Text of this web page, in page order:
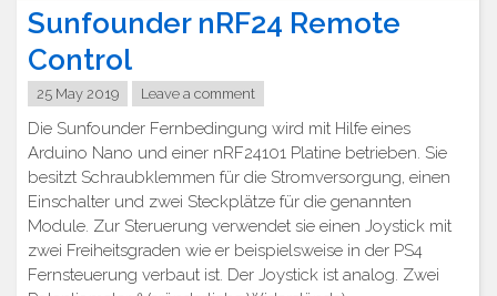
Sunfounder nRF24 Remote
Control
25 May 2019 Leave a comment
Die Sunfounder Fernbedingung wird mit Hilfe eines
Arduino Nano und einer nRF24101 Platine betrieben. Sie
besitzt Schraubklemmen für die Stromversorgung, einen
Einschalter und zwei Steckplätze für die genannten
Module. Zur Steruerung verwendet sie einen Joystick mit
zwei Freiheitsgraden wie er beispielsweise in der PS4
Fernsteuerung verbaut ist. Der Joystick ist analog. Zwei